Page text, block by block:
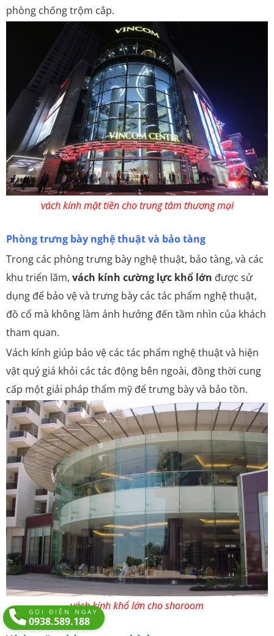
phòng chống trộm cắp.
vách kính mặt tiền cho trung tâm thương mại
Phòng trưng bày nghệ thuật và bảo tàng
Trong các phòng trưng bày nghệ thuật, bảo tàng, và các
khu triển lãm, vách kính cường lực khổ lớn được sử
dụng để bảo vệ và trưng bày các tác phẩm nghệ thuật,
đồ cổ mà không làm ảnh hưởng đến tầm nhìn của khách
tham quan.
Vách kính giúp bảo vệ các tác phẩm nghệ thuật và hiện
vật quý giá khỏi các tác động bên ngoài, đồng thời cung
cấp một giải pháp thẩm mỹ để trưng bày và bảo tồn.
vách kính khổ lớn cho shoroom
GỌI ĐIỆN NGAY
0938.589.188